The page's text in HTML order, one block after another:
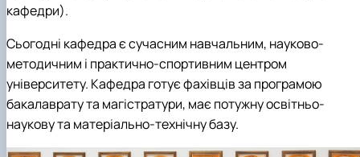
кафедри).
Сьогодні кафедра є сучасним навчальним, науково-
методичним і практично-спортивним центром
університету. Кафедра готує фахівців за програмою
бакалаврату та магістратури, має потужну освітньо-
наукову та матеріально-технічну базу.